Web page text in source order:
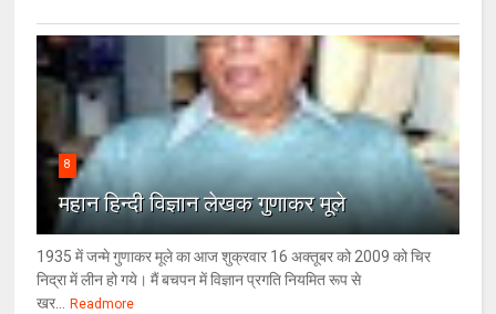
8
महान हिन्दी विज्ञान लेखक गुणाकर मूले
1935 में जन्मे गुणाकर मूले का आज शुक्रवार 16 अक्तूबर को 2009 को चिर
निद्रा में लीन हो गये। मैं बचपन में विज्ञान प्रगति नियमित रूप से
खर...
Readmore